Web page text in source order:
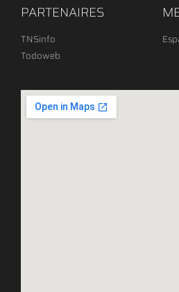
PARTENAIRES
TNSinfo
Todoweb